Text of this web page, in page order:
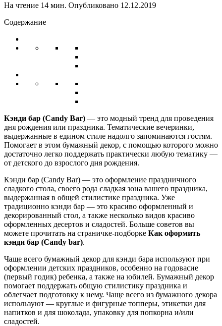
На чтение 14 мин. Опубликовано 12.12.2019
Содержание
Кэнди бар (Candy Bar) — это модный тренд для проведения
дня рождения или праздника. Тематические вечеринки,
выдержанные в едином стиле надолго запоминаются гостям.
Помогает в этом бумажный декор, с помощью которого можно
достаточно легко поддержать практически любую тематику —
от детского до взрослого дня рождения.
Кэнди бар (Candy Bar) — это оформление праздничного
сладкого стола, своего рода сладкая зона вашего праздника,
выдержанная в общей стилистике праздника. Уже
традиционно кэнди бар — это красиво оформленный и
декорированный стол, а также несколько видов красиво
оформленных десертов и сладостей. Больше советов вы
можете прочитать на страничке-подборке Как оформить
кэнди бар (Candy bar).
Чаще всего бумажный декор для кэнди бара используют при
оформлении детских праздников, особенно на годовасие
(первый годик) ребенка, а также на юбилей. Бумажный декор
помогает поддержать общую стилистику праздника и
облегчает подготовку к нему. Чаще всего из бумажного декора
используют — круглые и фигурные топперы, этикетки для
напитков и для шоколада, упаковку для попкорна и/или
сладостей.